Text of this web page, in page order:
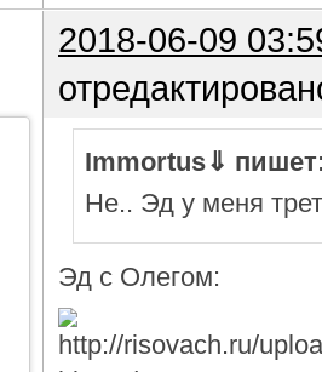
2018-06-09
Immortus⇓
Не.. Эд у меня
Эд с Олегом: